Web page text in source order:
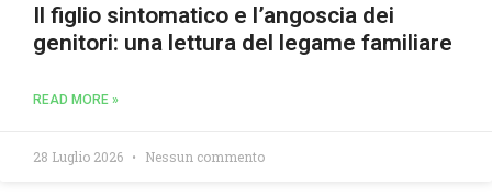
Il figlio sintomatico e l’angoscia dei
genitori: una lettura del legame familiare
READ MORE »
28 Luglio 2026 Nessun commento